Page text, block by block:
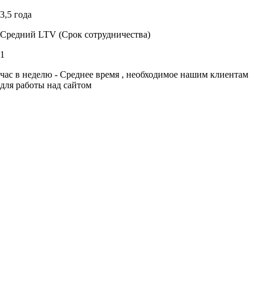
3,5 года
Средний LTV (Срок сотрудничества)
1
час в неделю - Среднее время , необходимое нашим клиентам
для работы над сайтом